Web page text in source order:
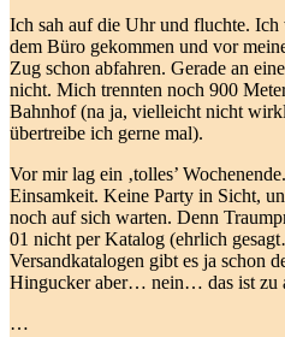
Ich sah auf die Uhr und fluchte. Ich
dem Büro gekommen und vor
Zug schon abfahren. Gerade an
nicht. Mich trennten noch 900
Bahnhof (na ja, vielleicht nicht
übertreibe ich gerne mal).
Vor mir lag ein ‚tolles’
Einsamkeit. Keine Party in Sicht,
noch auf sich warten. Denn
01 nicht per Katalog (ehrlich
Versandkatalogen gibt es ja schon
Hingucker aber… nein… das ist zu
…